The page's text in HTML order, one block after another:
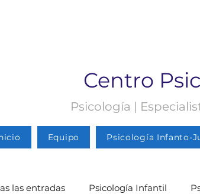
Centro
Psicología |
Equipo Psicología Infanto-
las entradas Psicología Infantil